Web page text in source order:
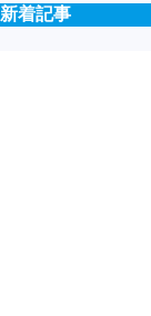
新着記事